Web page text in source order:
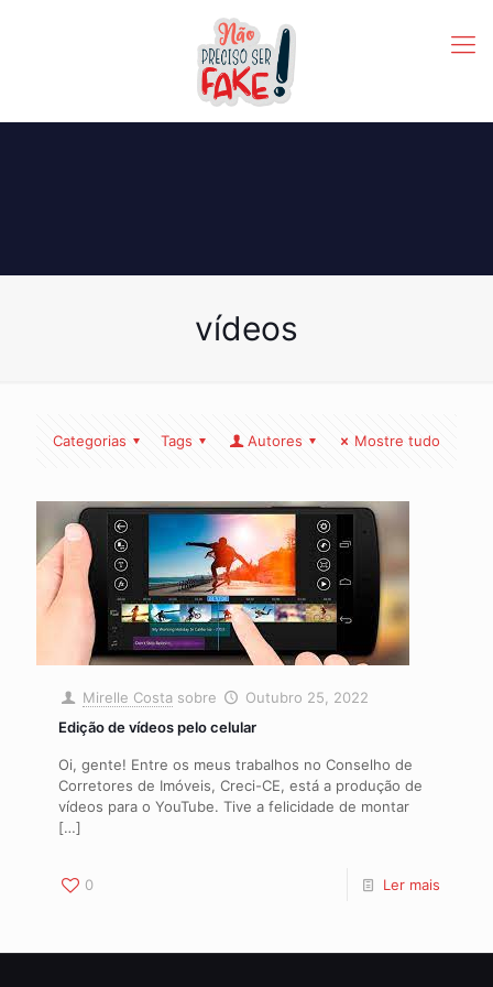
vídeos
Categorias Tags Autores Mostre tudo
Mirelle Costa sobre
Outubro 25, 2022
Edição de vídeos pelo celular
Oi, gente! Entre os meus trabalhos no Conselho de
Corretores de Imóveis, Creci-CE, está a produção de
vídeos para o YouTube. Tive a felicidade de montar
[…]
0 Ler mais